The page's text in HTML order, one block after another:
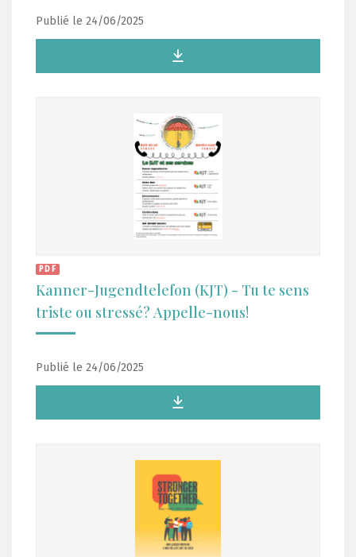
Publié le 24/06/2025
PDF
Kanner-Jugendtelefon (KJT) - Tu te sens
triste ou stressé? Appelle-nous!
Publié le 24/06/2025